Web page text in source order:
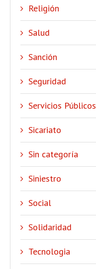
Religión
Salud
Sanción
Seguridad
Servicios Públicos
Sicariato
Sin categoría
Siniestro
Social
Solidaridad
Tecnologia